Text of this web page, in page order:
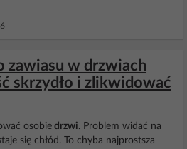
zawiasu w drzwiach
skrzydło i zlikwidować
osobie drzwi. Problem widać na
się chłód. To chyba najprostsza